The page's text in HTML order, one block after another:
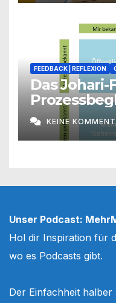
FEEDBACK | REFLEXION
Das Johari-
KEINE
Unser Podcast:
Hol dir Inspiration für
wo es Podcasts gibt.
Der Einfachheit halber